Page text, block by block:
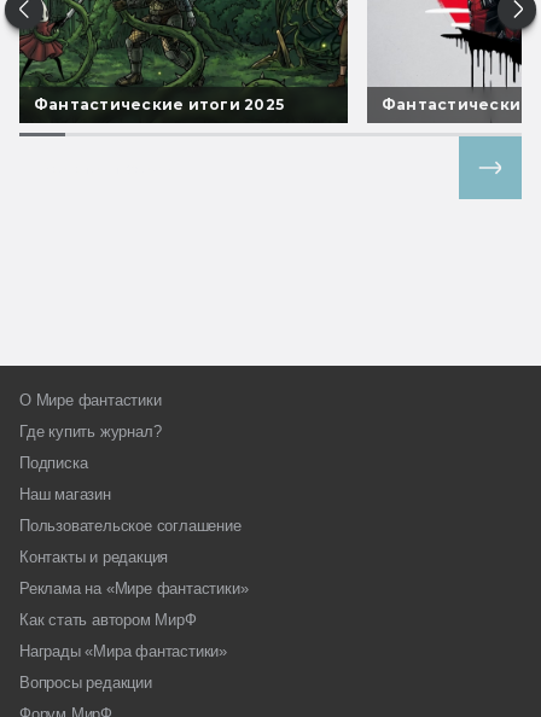
Фантастические итоги 2025 Фантастические
О Мире фантастики
Где купить журнал?
Подписка
Наш магазин
Пользовательское соглашение
Контакты и редакция
Реклама на «Мире фантастики»
Как стать автором МирФ
Награды «Мира фантастики»
Вопросы редакции